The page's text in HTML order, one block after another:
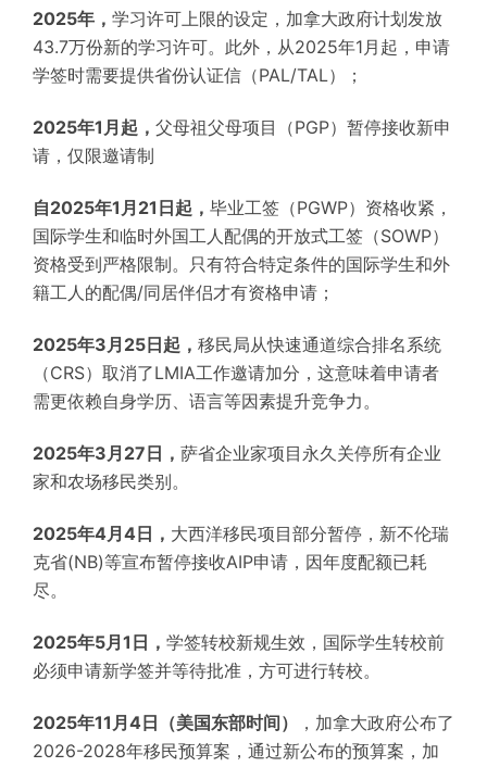
2025年， 学习许可上限的设定，加拿大政府计划发放
43.7万份新的学习许可。此外，从2025年1月起，申请
学签时需要提供省份认证信（PAL/TAL）；
2025年1月起， 父母祖父母项目（PGP）暂停接收新申
请，仅限邀请制
自2025年1月21日起， 毕业工签（PGWP）资格收紧，
国际学生和临时外国工人配偶的开放式工签（SOWP）
资格受到严格限制。只有符合特定条件的国际学生和外
籍工人的配偶/同居伴侣才有资格申请；
2025年3月25日起， 移民局从快速通道综合排名系统
（CRS）取消了LMIA工作邀请加分，这意味着申请者
需更依赖自身学历、语言等因素提升竞争力。
2025年3月27日， 萨省企业家项目永久关停所有企业
家和农场移民类别。
2025年4月4日， 大西洋移民项目部分暂停，新不伦瑞
克省(NB)等宣布暂停接收AIP申请，因年度配额已耗
尽。
2025年5月1日， 学签转校新规生效，国际学生转校前
必须申请新学签并等待批准，方可进行转校。
2025年11月4日（美国东部时间）
，加拿大政府公布了
2026-2028年移民预算案，通过新公布的预算案，加